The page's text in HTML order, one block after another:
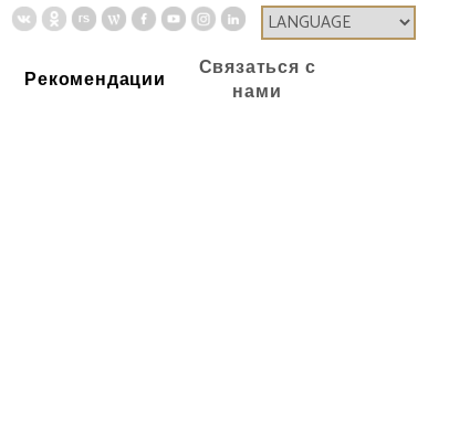
Рекомендации
Связаться с
нами